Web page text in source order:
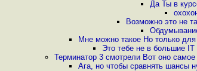
Да Ты в
Возможно это не
Мне можно такое Но только для
Это тебе не в большие
Терминатор 3 смотрели Вот оно
Ага, но чтобы сравнять шансы